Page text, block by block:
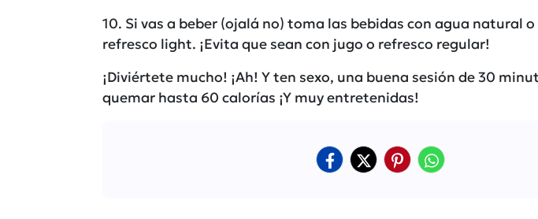
10. Si vas a beber (ojalá no) toma las bebidas con agua natural
refresco light. ¡Evita que sean con jugo o refresco regular!
¡Diviértete mucho! ¡Ah! Y ten sexo, una buena sesión de 30
quemar hasta 60 calorías ¡Y muy entretenidas!